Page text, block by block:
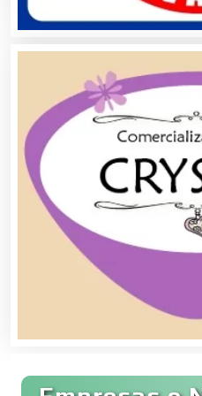
Centros Turísticos
Cerrajerías
Cibercafés
Clínicas de Belleza
Clínicas de
Clínicas y